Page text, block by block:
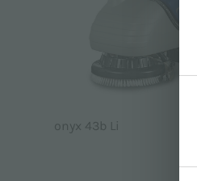
onyx 43b Li